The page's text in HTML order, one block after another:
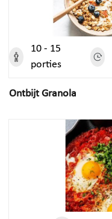
10 - 15
porties
Ontbijt Granola